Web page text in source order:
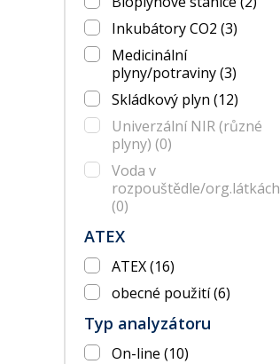
Inkubátory CO2 (3)
Medicinální
plyny/potraviny(3)
Skládkový plyn (12)
Univerzální NIR (různé
plyny) (0)
Voda v
rozpouštědle/org.látkách
(0)
ATEX
ATEX(16)
obecné použití(6)
Typ analyzátoru
On-line (10)